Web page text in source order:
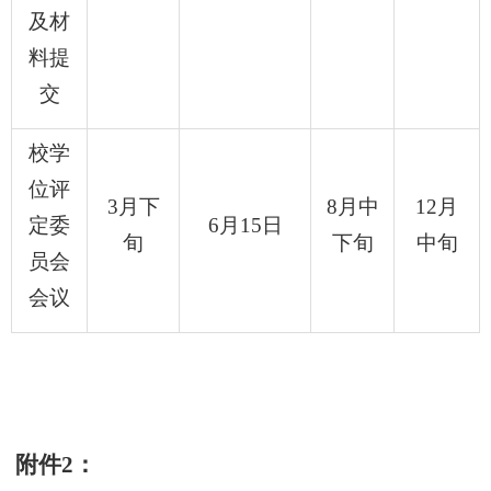
及材
料提
交
校学
位评
定委
员会
会议
3月下
旬
6月 15 日
8月中
下旬
12月
中旬
附件2 ：